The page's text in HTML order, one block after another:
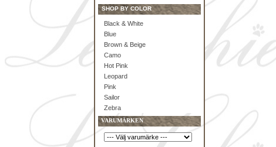
SHOP BY COLOR
Black & White
Blue
Brown & Beige
Camo
Hot Pink
Leopard
Pink
Sailor
Zebra
VARUMÄRKEN